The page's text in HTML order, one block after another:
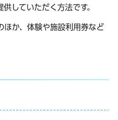
していただく方法です。
ほか、体験や施設利用券など